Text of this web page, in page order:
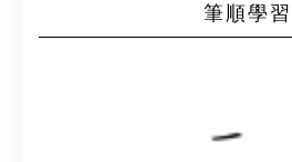
筆順學習